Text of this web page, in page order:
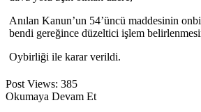
Anılan Kanun’un 54’üncü maddesinin
bendi gereğince düzeltici işlem
Oybirliği ile karar verildi.
Post Views: 385
Okumaya Devam Et